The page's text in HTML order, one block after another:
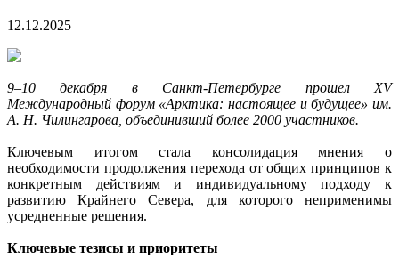
12.12.2025
9–10 декабря в Санкт-Петербурге прошел XV
Международный форум «Арктика: настоящее и будущее» им.
А. Н. Чилингарова, объединивший более 2000 участников.
Ключевым итогом стала консолидация мнения о
необходимости продолжения перехода от общих принципов к
конкретным действиям и индивидуальному подходу к
развитию Крайнего Севера, для которого неприменимы
усредненные решения.
Ключевые тезисы и приоритеты